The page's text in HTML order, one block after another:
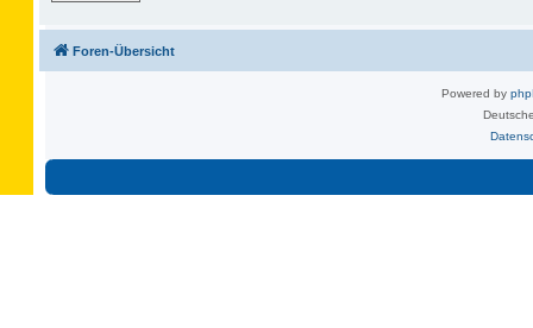
Foren-Übersicht
Powered by